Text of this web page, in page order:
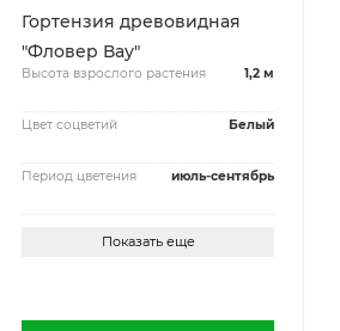
Гортензия древовидная
"Фловер Вау"
Высота взрослого растения 1,2 м
Цвет соцветий Белый
Период цветения июль-сентябрь
Показать еще